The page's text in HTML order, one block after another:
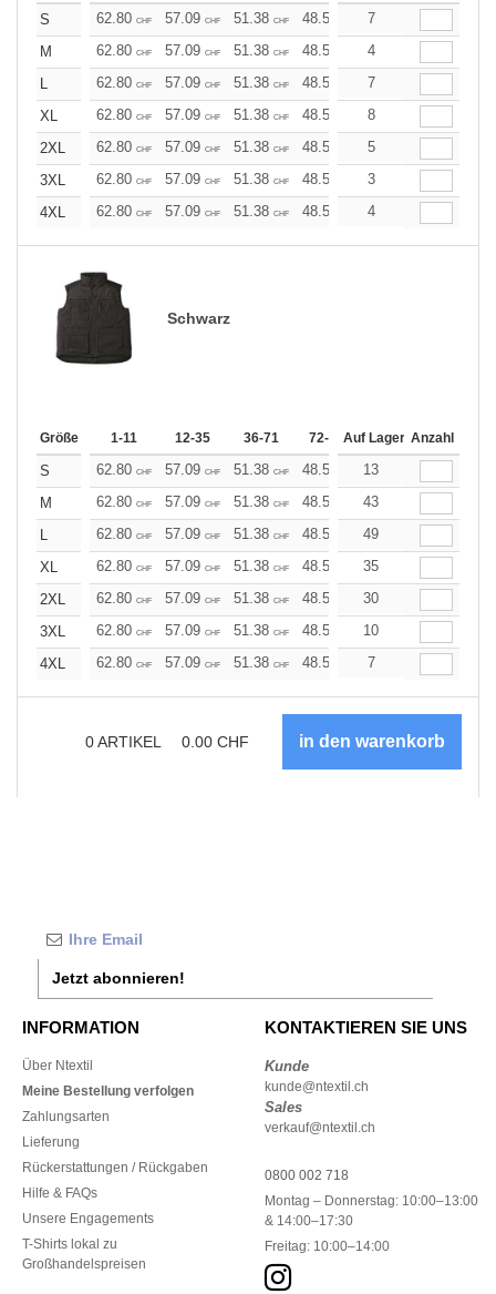
S 62.80 CHF 57.09 CHF 51.38 CHF 48.53 45.68
7
M
62.80 CHF 57.09 CHF 51.38 CHF 48.53 45.68
4
L
62.80 CHF 57.09 CHF 51.38 CHF 48.53 45.68
7
XL
62.80 CHF 57.09 CHF 51.38 CHF 48.53 45.68
8
2XL
62.80 CHF 57.09 CHF 51.38 CHF 48.53 45.68
5
3XL
62.80 CHF 57.09 CHF 51.38 CHF 48.53 45.68
3
4XL
62.80 CHF 57.09 CHF 51.38 CHF 48.53 45.68
4
Schwarz
Größe 1-11 12-35 36-71 72-143 144-287 288 +
Auf Lager Anzahl
S 62.80 CHF 57.09 CHF 51.38 CHF 48.53 45.68
13
M
62.80 CHF 57.09 CHF 51.38 CHF 48.53 45.68
43
L
62.80 CHF 57.09 CHF 51.38 CHF 48.53 45.68
49
XL
62.80 CHF 57.09 CHF 51.38 CHF 48.53 45.68
35
2XL
62.80 CHF 57.09 CHF 51.38 CHF 48.53 45.68
30
3XL
62.80 CHF 57.09 CHF 51.38 CHF 48.53 45.68
10
4XL
62.80 CHF 57.09 CHF 51.38 CHF 48.53 45.68
7
0ARTIKEL 0.00 CHF
Jetzt abonnieren!
INFORMATION
Über Ntextil
Meine Bestellung verfolgen
Zahlungsarten
Lieferung
Rückerstattungen / Rückgaben
Hilfe & FAQs
Unsere Engagements
T-Shirts lokal zu
Großhandelspreisen
KONTAKTIEREN SIE UNS
Kunde
kunde@ntextil.ch
Sales
verkauf@ntextil.ch
0800 002 718
Montag – Donnerstag: 10:00–13:00
& 14:00–17:30
Freitag: 10:00–14:00